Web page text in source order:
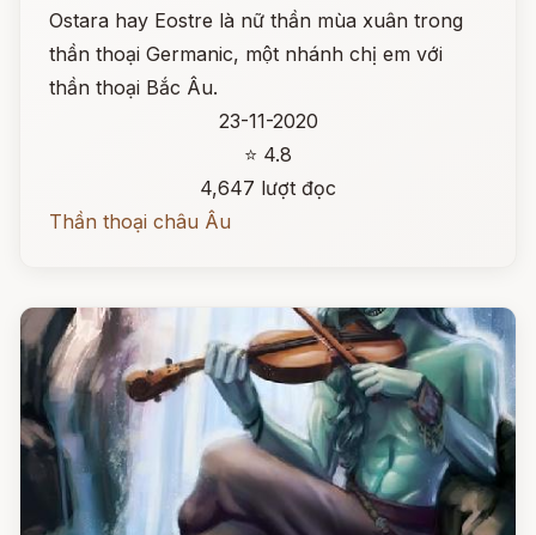
Ostara hay Eostre là nữ thần mùa xuân trong
thần thoại Germanic, một nhánh chị em với
thần thoại Bắc Âu.
23-11-2020
⭐ 4.8
4,647 lượt đọc
Thần thoại châu Âu